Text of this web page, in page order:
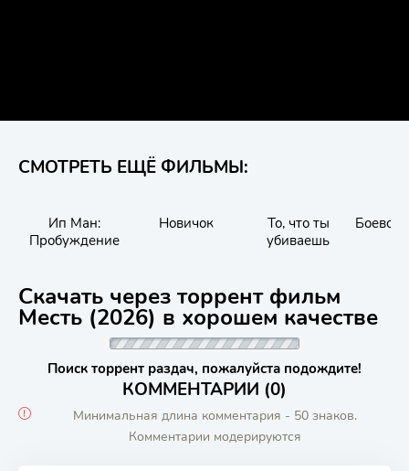
СМОТРЕТЬ ЕЩЁ ФИЛЬМЫ:
Ип Ман:
Пробуждение
Новичок
То, что ты
убиваешь
Боевой
Скачать через торрент фильм
Месть (2026) в хорошем качестве
Поиск торрент раздач, пожалуйста подождите!
КОММЕНТАРИИ (0)
Минимальная длина комментария - 50 знаков.
Комментарии модерируются